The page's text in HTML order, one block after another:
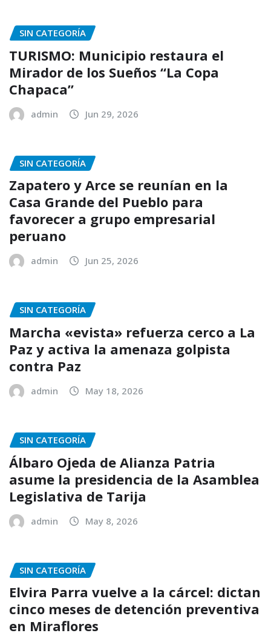
SIN CATEGORÍA
TURISMO: Municipio restaura el
Mirador de los Sueños “La Copa
Chapaca”
admin Jun 29, 2026
SIN CATEGORÍA
Zapatero y Arce se reunían en la
Casa Grande del Pueblo para
favorecer a grupo empresarial
peruano
admin Jun 25, 2026
SIN CATEGORÍA
Marcha «evista» refuerza cerco a La
Paz y activa la amenaza golpista
contra Paz
admin May 18, 2026
SIN CATEGORÍA
Álbaro Ojeda de Alianza Patria
asume la presidencia de la Asamblea
Legislativa de Tarija
admin May 8, 2026
SIN CATEGORÍA
Elvira Parra vuelve a la cárcel: dictan
cinco meses de detención preventiva
en Miraflores